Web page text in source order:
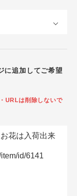
に追加してご希望
URLは削除しないで